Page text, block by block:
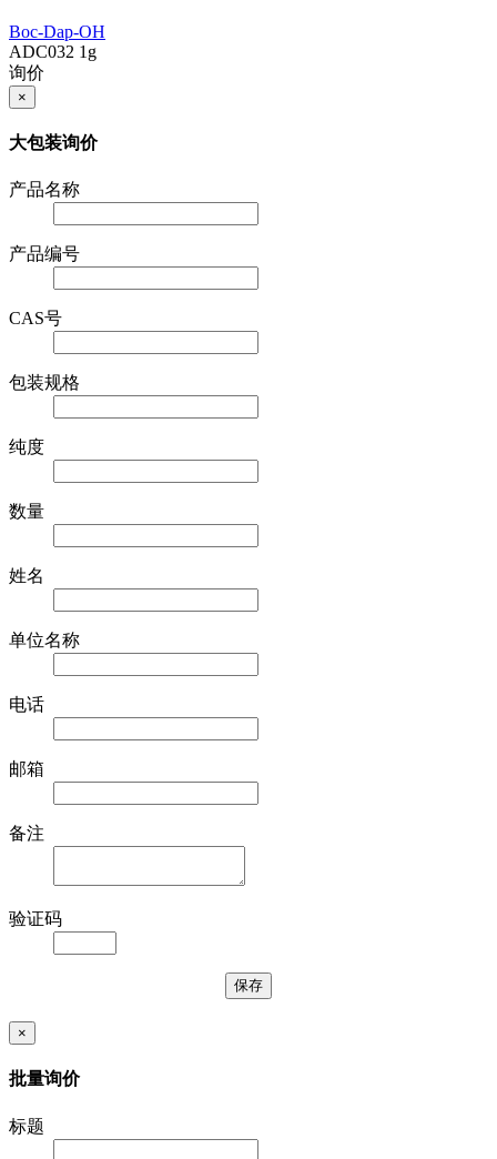
Boc-Dap-OH
ADC032 1g
询价
×
大包装询价
产品名称
产品编号
CAS号
包装规格
纯度
数量
姓名
单位名称
电话
邮箱
备注
验证码
×
批量询价
标题